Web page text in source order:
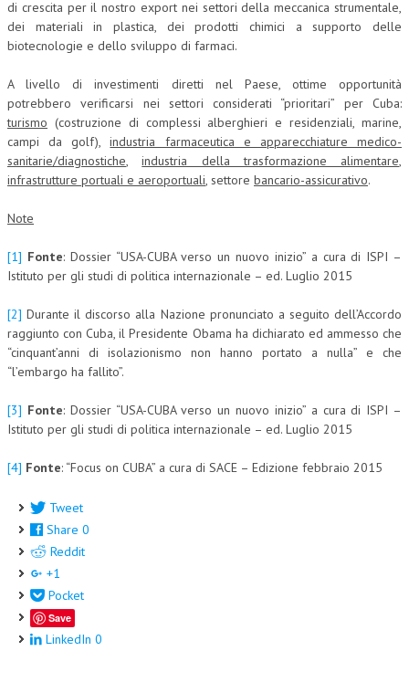
di crescita per il nostro export nei settori della meccanica strumentale,
dei materiali in plastica, dei prodotti chimici a supporto delle
biotecnologie e dello sviluppo di farmaci.
A livello di investimenti diretti nel Paese, ottime opportunità
potrebbero verificarsi nei settori considerati “prioritari” per Cuba:
turismo (costruzione di complessi alberghieri e residenziali, marine,
campi da golf),industria farmaceutica e apparecchiature medico-
sanitarie/diagnostiche,industria della trasformazione alimentare,
infrastrutture portuali e aeroportuali, settore bancario-assicurativo.
Note
[1] Fonte: Dossier “USA-CUBA verso un nuovo inizio” a cura di ISPI –
Istituto per gli studi di politica internazionale – ed. Luglio 2015
[2] Durante il discorso alla Nazione pronunciato a seguito dell’Accordo
raggiunto con Cuba, il Presidente Obama ha dichiarato ed ammesso che
“cinquant’anni di isolazionismo non hanno portato a nulla” e che
“l’embargo ha fallito”.
[3] Fonte: Dossier “USA-CUBA verso un nuovo inizio” a cura di ISPI –
Istituto per gli studi di politica internazionale – ed. Luglio 2015
[4] Fonte: “Focus on CUBA” a cura di SACE – Edizione febbraio 2015
Tweet
Share 0
Reddit
+1
Pocket
Save
LinkedIn 0